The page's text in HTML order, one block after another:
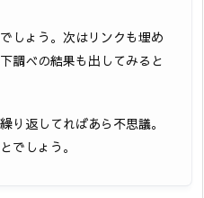
しょう。次はリンクも埋め
調べの結果も出してみると
り返してればあら不思議。
でしょう。